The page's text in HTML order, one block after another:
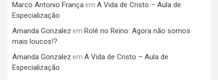
Marco Antonio França em A Vida de Cristo – Aula de
Especialização
Amanda Gonzalez em Rolê no Reino: Agora não somos
mais loucos!?
Amanda Gonzalez em A Vida de Cristo – Aula de
Especialização